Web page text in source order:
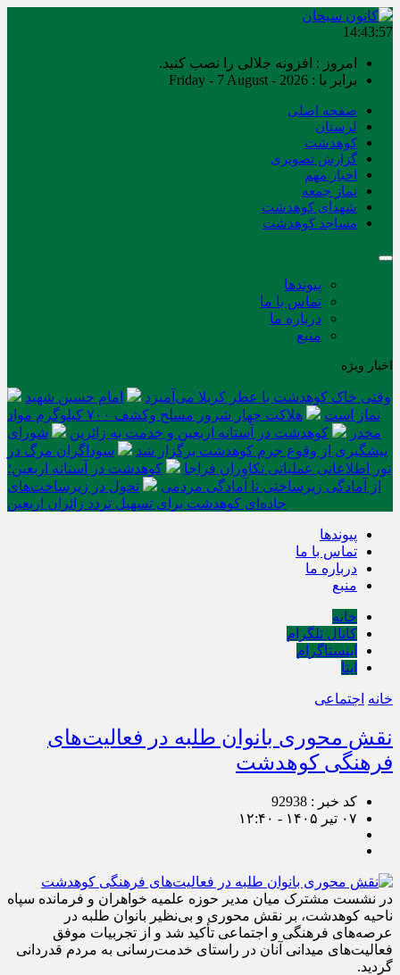
14:43:57
امروز : افزونه جلالی را نصب کنید.
برابر با : Friday - 7 August - 2026
صفحه اصلی
لرستان
کوهدشت
گزارش تصویری
اخبار مهم
نماز جمعه
شهدای کوهدشت
مساجد کوهدشت
پیوندها
تماس با ما
درباره ما
منبع
اخبار ویژه
وقتی خاک کوهدشت با عطر کربلا می‌آمیزد
امام حسین شهید
نماز است
هلاکت چهار شرور مسلح وکشف ۷۰۰ کیلوگرم مواد
مخدر
کوهدشت در آستانه اربعین و خدمت‌ به زائرین
شورای
پیشگیری از وقوع جرم کوهدشت برگزار شد
سوداگران مرگ در
تور اطلاعاتی عملیاتی تکاوران فراجا
کوهدشت در آستانه اربعین؛
از آمادگی زیرساختی تا آمادگی مردمی
تحول در زیرساخت‌های
جاده‌ای کوهدشت برای تسهیل تردد زائران اربعین
پیوندها
تماس با ما
درباره ما
منبع
خانه
کانال تلگرام
اینستاگرام
ایتا
خانه اجتماعی
نقش محوری بانوان طلبه در فعالیت‌های
فرهنگی کوهدشت
کد خبر : 92938
۰۷ تیر ۱۴۰۵ - ۱۲:۴۰
در نشست مشترک میان مدیر حوزه علمیه خواهران و فرمانده سپاه
ناحیه کوهدشت، بر نقش محوری و بی‌نظیر بانوان طلبه در
عرصه‌های فرهنگی و اجتماعی تأکید شد و از تجربیات موفق
فعالیت‌های میدانی آنان در راستای خدمت‌رسانی به مردم قدردانی
گردید.